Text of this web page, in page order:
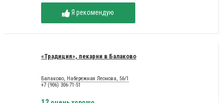
Я рекомендую
«Традиция», пекарни в Балаково
Балаково, Набережная Леонова, 56/1
+7 (906) 306-71-51